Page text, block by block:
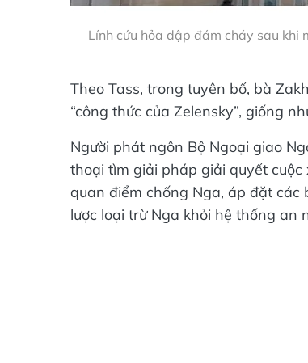
Lính cứu hỏa dập đám cháy sau khi
Theo Tass, trong tuyên bố, bà
“công thức của Zelensky”, giống
Người phát ngôn Bộ Ngoại giao
thoại tìm giải pháp giải quyết
quan điểm chống Nga, áp đặt
lược loại trừ Nga khỏi hệ thống an